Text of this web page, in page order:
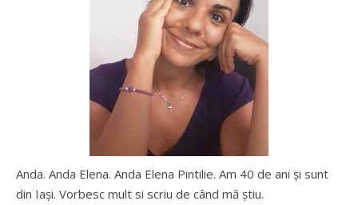
Anda. Anda Elena. Anda Elena Pintilie. Am 40 de ani şi sunt
din Iaşi. Vorbesc mult si scriu de când mă ştiu.